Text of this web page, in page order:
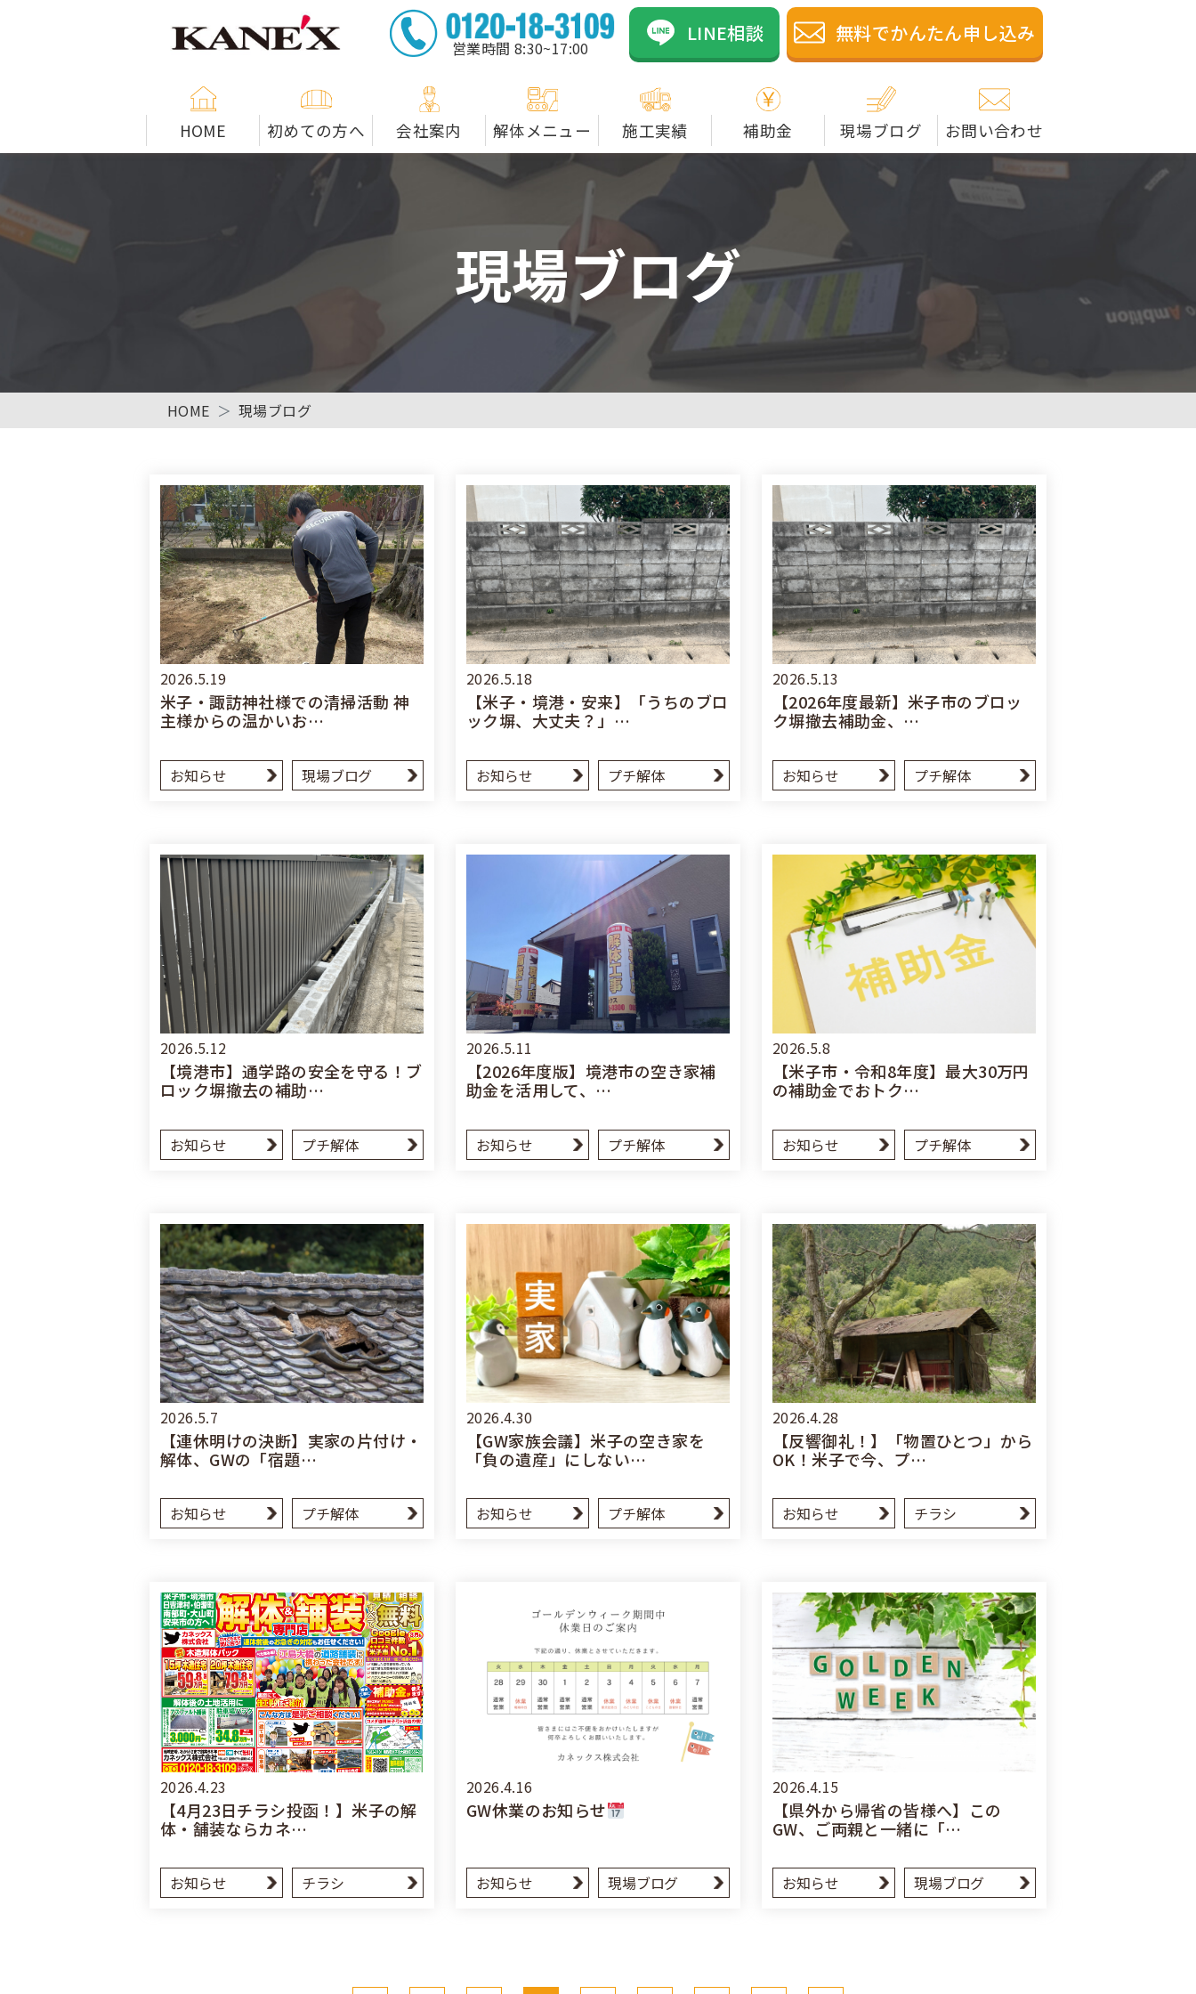
米子市の解体工事専門店のカネックスは資格者在籍の解体業者です。米
営業時間 8:30~17:00
LINE相談 無料でかんたん申し込み
HOME 初めての方へ 会社案内 解体メニュー 施工実績 補助金 現場ブログ お問い合わせ
現場ブログ
HOME 現場ブログ
2026.5.19
米子・諏訪神社様での清掃活動 神
主様からの温かいお…
お知らせ 現場ブログ
2026.5.18
【米子・境港・安来】「うちのブロ
ック塀、大丈夫？」…
お知らせ プチ解体
2026.5.13
【2026年度最新】米子市のブロッ
ク塀撤去補助金、…
お知らせ プチ解体
2026.5.12
【境港市】通学路の安全を守る！ブ
ロック塀撤去の補助…
お知らせ プチ解体
2026.5.11
【2026年度版】境港市の空き家補
助金を活用して、…
お知らせ プチ解体
2026.5.8
【米子市・令和8年度】最大30万円
の補助金でおトク…
お知らせ プチ解体
2026.5.7
【連休明けの決断】実家の片付け・
解体、GWの「宿題…
お知らせ プチ解体
2026.4.30
【GW家族会議】米子の空き家を
「負の遺産」にしない…
お知らせ プチ解体
2026.4.28
【反響御礼！】「物置ひとつ」から
OK！米子で今、プ…
お知らせ チラシ
2026.4.23
【4月23日チラシ投函！】米子の解
体・舗装ならカネ…
お知らせ チラシ
2026.4.16
GW休業のお知らせ
お知らせ 現場ブログ
2026.4.15
【県外から帰省の皆様へ】この
GW、ご両親と一緒に「…
お知らせ 現場ブログ